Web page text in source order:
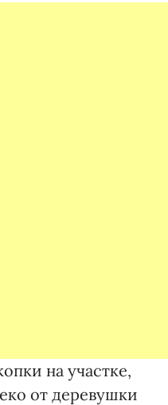
на участке,
от деревушки